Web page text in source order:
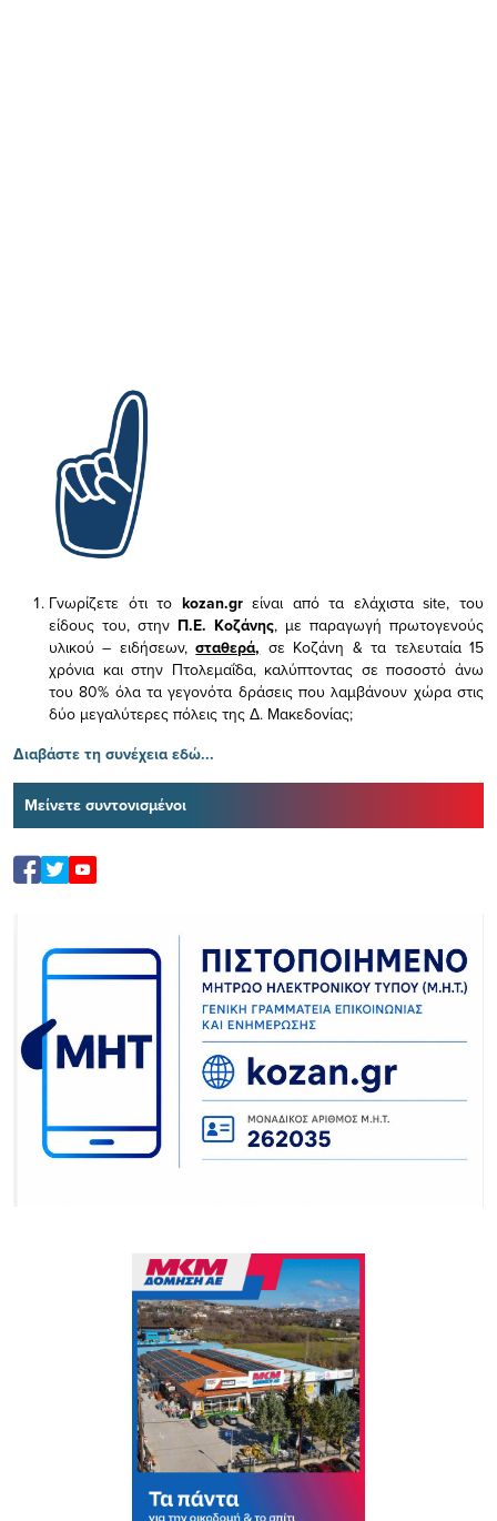
Γνωρίζετε ότι το kozan.gr είναι από τα ελάχισταsite, του
είδους του, στην Π.Ε. Κοζάνης, με παραγωγή πρωτογενούς
υλικού – ειδήσεων,σταθερά, σε Κοζάνη & τα τελευταία 15
χρόνια και στην Πτολεμαΐδα, καλύπτοντας σε ποσοστό άνω
του 80% όλα τα γεγονότα δράσεις που λαμβάνουν χώρα στις
δύο μεγαλύτερες πόλεις της Δ. Μακεδονίας;
Διαβάστε τη συνέχεια εδώ...
Μείνετε συντονισμένοι